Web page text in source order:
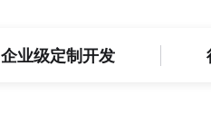
企业级定制开发